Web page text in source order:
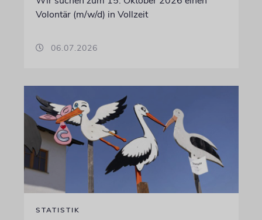
Volontär (m/w/d) in Vollzeit
06.07.2026
STATISTIK